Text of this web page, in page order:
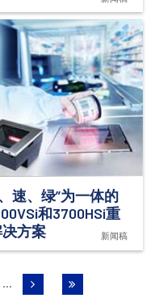
速、绿”为一体的
和3700HSi重
方案
新闻稿